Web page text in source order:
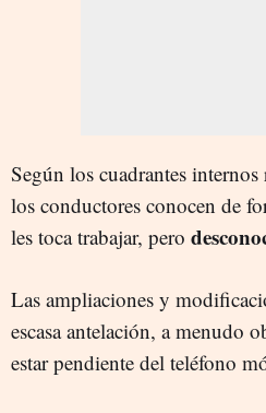
Según los cuadrantes
los conductores conocen de
les toca trabajar, pero
Las ampliaciones y
escasa antelación, a menudo
estar pendiente del teléfono